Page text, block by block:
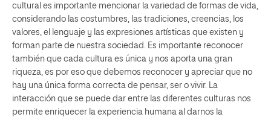
cultural es importante mencionar la variedad de formas de vida,
considerando las costumbres, las tradiciones, creencias, los
valores, el lenguaje y las expresiones artísticas que existen y
forman parte de nuestra sociedad. Es importante reconocer
también que cada cultura es única y nos aporta una gran
riqueza, es por eso que debemos reconocer y apreciar que no
hay una única forma correcta de pensar, ser o vivir. La
interacción que se puede dar entre las diferentes culturas nos
permite enriquecer la experiencia humana al darnos la